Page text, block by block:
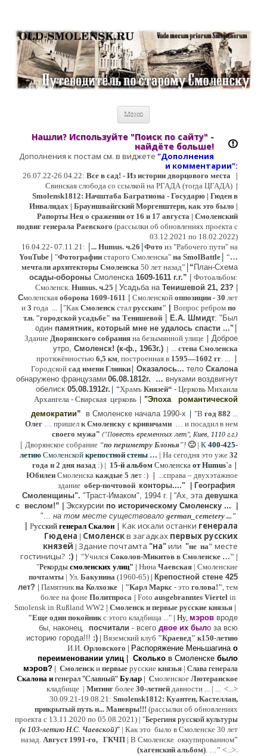
открытки, карты …
Меню
Нашли? Используйте "Поиск по сайту" -
найдёте больше!
Дополнения к постам см. в виджете "Дополнения
и комментарии":
26.07.22-26.04.22: Все в сад! - Из истории дворцового места
|
Свинская слобода со ссылкой на РГАДА (тогда ЦГАДА) |
Smolensk1812: Начштаба Багратиона - Государю | Гюден в
Инвалидах | Брауншвайгский Моргенштерн, как это было |
Рапорты Нея о сражении от 16 и 17 августа | Смоленский
подвиг генерала Раевского (рассылки об обновлениях проекта с
03.12.2021 по 18.02.2022)
16.04.22- 07.11.21: |... Humus. ч.26 |Фото из "Рабочего пути" на
YouTube
"Фотографии старого Смоленска" на SmolBattle | “…
мечтали архитекторы Смоленска 50 лет назад” | “ План-Схема
осады-обороны Смоленска 1609-1611 г.г.”
Фотоальбом:
Смоленск. Humus. ч.25 | Усадьба на Тенишевой 21, 23?
Смоленская оборона 1609-1611 Смоленской оппозиции - 30 лет
и 3 года ... |"Как Смоленскстал русским" Вопрос ребром по
т.н. "городской усадьбе" на Тенишевой | Е.А. Шмидт: "Был
один памятник, который мне не удалось спасти ..." |
Здание Дворянского собрания на безымянной улице | Доброе
утро, Смоленск! (к-ф., 1963г.) | ... стена Смоленска
протяжённостью 6,5 км, построенная в 1595—1602 гг. ... |
Городской сад имени Глинки | Оказалось... тело Скалона
обнаружено французами 06.08.1812г. … внуками воздвигнут
обелиск 05.08.1912г. | “Храмъ Князей“ - Церковь Михаила
Архангела - Свирская церковь | "Эпохаромантической
демократии” в Смоленске начала 1990-х | "В год 882 ...
Олег … пришел к Смоленску с кривичами … и посадил в нем
своего мужа" ("Повесть временных лет", Киев, 1110 г.г.)
| Дворянское собрание “по периметру Блонья”! 🙂| К 400-425-
летию Смоленской крепостной стены … | На сегодня это уже 32
года и 2 дня назад :) | 15-й альбом Смоленска от Humus`a |
Юбилеи Смоленска каждые 5 лет :) | ...справа – двухэтажное
здание обер-почтовой конторы...."
Гeография
Cмоленщины". "Траст-Имаком", 1994 г. “Ах, эта девушка
с веслом!”
Экскурсии по историческому Смоленску ...
"... на том месте существовало german_cemetery ..."
| Русский генерал Скалон | Как искали останки генерала
Гюдена | Смоленскв загадках первых русских
князей | Здание почтамта "на"или "не на" месте
гостиницы? :) | "Учился Соколов-Микитов в Смоленске …" |
"Рекорды смоленских улиц" | Нина Чаевская | Смоленские
почтамты | Ул. Бакунина (1960-65) | Крепостной стене 425
лет? | Памятник на Колхозке | "Карл Маркс - это голова!", тем
более на фоне Политпроса | Foto ausgebranntes Viertel in
Smolensk in Rußland WW2 | Смоленск и первые русские князья |
"Еще один покойникс этого кладбища ..." | Ну, мэров вроде
бы, наконец, посчитали - всего двое их было за всю
историю города!!! :) | Вяземский клуб "Краевед" к150-летию
И.И. Орловского | Распоряжение Меньшагина о
переименовании улиц
Сколько в Смоленске было
мэров? | Смоленски первые русские князья | Слава генерала
Скалона и генерал "Славный" Булар | Смоленское Лютерaнское
кладбище | Митинг более 30-летней давности ... | ... <...>
30.09.21-19.08.21: Smolensk1812: Куантен, Кастеллан,
прикрытый путь и... Маневры!!! (рассылки об обновлениях
проекта с 13.11.2020 по 05.08.2021) | "Берегиня русской культуры
(к 103-летию Н.С. Чаевской)" | Как это было в Смоленске 30 лет
назад. Август 1991-го, ГКЧП | В Смоленске оккупированном”
(хагенский альбом). …” <...>.